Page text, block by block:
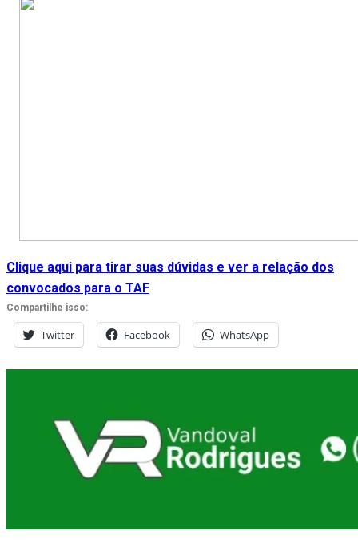
Clique aqui para tirar suas dúvidas e ver a relação dos
convocados para o TAF.
Compartilhe isso:
Twitter Facebook WhatsApp